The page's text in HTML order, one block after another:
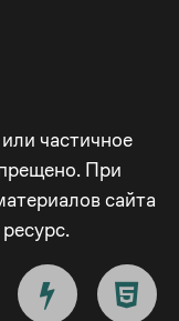
частичное
При
сайта